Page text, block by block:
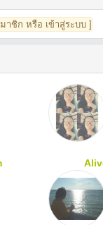
าชิก หรือ เข้าสู่ระบบ ]